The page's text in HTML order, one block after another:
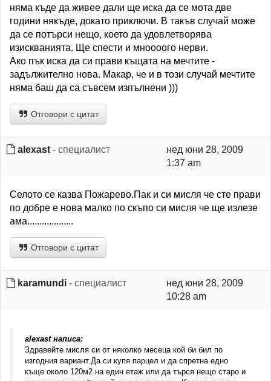
няма къде да живее дали ще иска да се мота две
години някъде, докато приключи. В такъв случай може
да се потърси нещо, което да удовлетворява
изискванията. Ще спести и мноооого нерви.
Ако пък иска да си прави къщата на мечтите -
задължително нова. Макар, че и в този случай мечтите
няма баш да са съвсем изпълнени )))
Отговори с цитат
alexast - специалист
нед юни 28, 2009
1:37 am
Селото се казва Пожарево.Пак и си мисля че сте прави
по добре е нова малко по скъпо си мисля че ще излезе
ама...................
Отговори с цитат
karamundi - специалист
нед юни 28, 2009
10:28 am
alexast написа:
Здравейте мисля си от няколко месеца кой би бил по
изгодния вариант.Да си купя парцел и да спретна едно
къще около 120м2 на един етаж или да търся нещо старо и